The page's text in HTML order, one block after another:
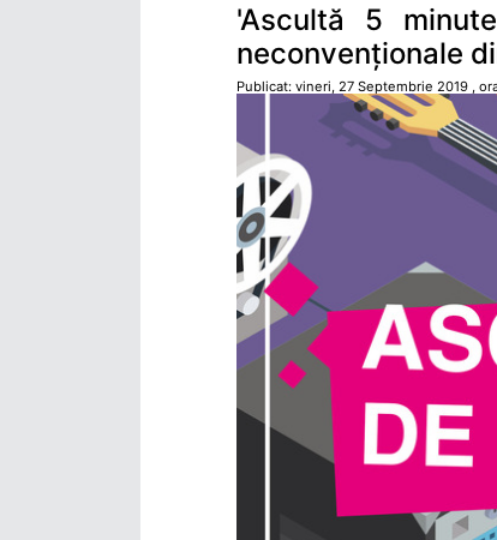
'Ascultă 5
neconvenționale
Publicat: vineri, 27 Septembrie 2019 ,